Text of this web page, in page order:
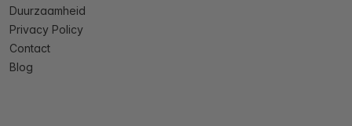
Duurzaamheid
Privacy Policy
Contact
Blog